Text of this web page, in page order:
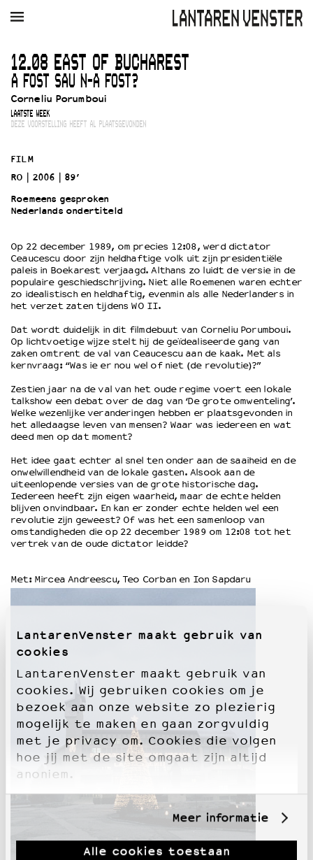
LantarenVenster maakt gebruik van
cookies
LantarenVenster maakt gebruik van
cookies. Wij gebruiken cookies om je
bezoek aan onze website zo plezierig
mogelijk te maken en gaan zorgvuldig
met je privacy om. Cookies die volgen
hoe jij met de site omgaat zijn altijd
anoniem.
Meer informatie
Alle cookies toestaan
AGENDA FILM MUZIEK RESTAURANT
Winkelmandje
Zoek
PLAN JE BEZOEK
Bereikbaarheid
Kaartverkoop
Schoolvoorstellingen
Filmprogramma’s Primair Onderwijs
Filmprogramma’s VO/MBO
Speciale educatieprogramma’s
OVER LANTARENVENSTER
Wat we doen
Werken bij
Wie is wie
Word vriend
Historie
Huisregels
Privacyverklaring
Integriteits- en gedragscode
Duurzaamheid
Culturele boycot Israël
12.08 EAST OF BUCHAREST
A FOST SAU N-A FOST?
Corneliu Porumboui
LAATSTE WEEK
DEZE VOORSTELLING HEEFT AL PLAATSGEVONDEN
FILM
RO
2006
89’
Roemeens gesproken
Nederlands ondertiteld
Op 22 december 1989, om precies 12:08, werd dictator
Ceaucescu door zijn heldhaftige volk uit zijn presidentiële
paleis in Boekarest verjaagd. Althans zo luidt de versie in de
populaire geschiedschrijving. Niet alle Roemenen waren echter
zo idealistisch en heldhaftig, evenmin als alle Nederlanders in
het verzet zaten tijdens WO II.
Dat wordt duidelijk in dit filmdebuut van Corneliu Porumboui.
Op lichtvoetige wijze stelt hij de geïdealiseerde gang van
zaken omtrent de val van Ceaucescu aan de kaak. Met als
kernvraag: “Was ie er nou wel of niet (de revolutie)?”
Zestien jaar na de val van het oude regime voert een lokale
talkshow een debat over de dag van ‘De grote omwenteling’.
Welke wezenlijke veranderingen hebben er plaatsgevonden in
het alledaagse leven van mensen? Waar was iedereen en wat
deed men op dat moment?
Het idee gaat echter al snel ten onder aan de saaiheid en de
onwelwillendheid van de lokale gasten. Alsook aan de
uiteenlopende versies van de grote historische dag.
Iedereen heeft zijn eigen waarheid, maar de echte helden
blijven onvindbaar. En kan er zonder echte helden wel een
revolutie zijn geweest? Of was het een samenloop van
omstandigheden die op 22 december 1989 om 12:08 tot het
vertrek van de oude dictator leidde?
Met: Mircea Andreescu, Teo Corban en Ion Sapdaru